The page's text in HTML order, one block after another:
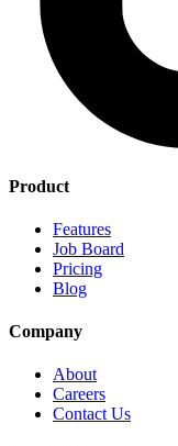
Product
Features
Job Board
Pricing
Blog
Company
About
Careers
Contact Us